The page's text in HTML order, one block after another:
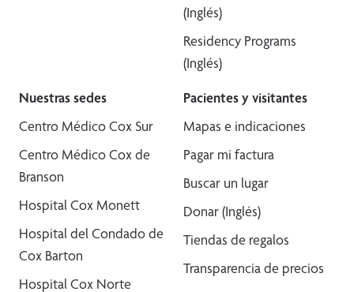
(Inglés)
Residency Programs
(Inglés)
Nuestras sedes
Centro Médico Cox Sur
Centro Médico Cox de
Branson
Hospital Cox Monett
Hospital del Condado de
Cox Barton
Hospital Cox Norte
Pacientes y visitantes
Mapas e indicaciones
Pagar mi factura
Buscar un lugar
Donar (Inglés)
Tiendas de regalos
Transparencia de precios